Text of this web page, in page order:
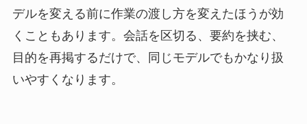
デルを変える前に作業の渡し方を変えたほうが効
くこともあります。会話を区切る、要約を挟む、
目的を再掲するだけで、同じモデルでもかなり扱
いやすくなります。